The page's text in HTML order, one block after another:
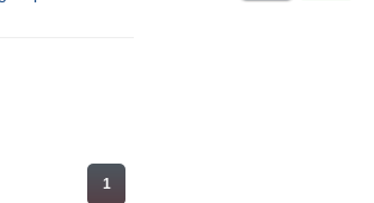
1